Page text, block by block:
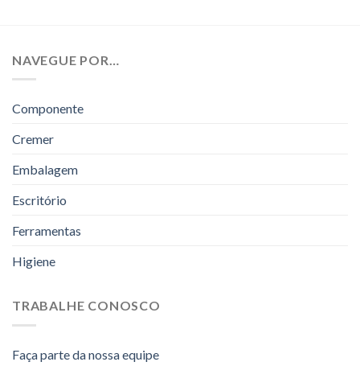
NAVEGUE POR…
Componente
Cremer
Embalagem
Escritório
Ferramentas
Higiene
TRABALHE CONOSCO
Faça parte da nossa equipe